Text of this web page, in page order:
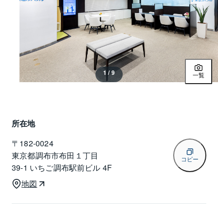
1 / 9 一覧
所在地
〒 182-0024
東京都調布市布田１丁目
39-1 いちご調布駅前ビル 4F
コピー
地図